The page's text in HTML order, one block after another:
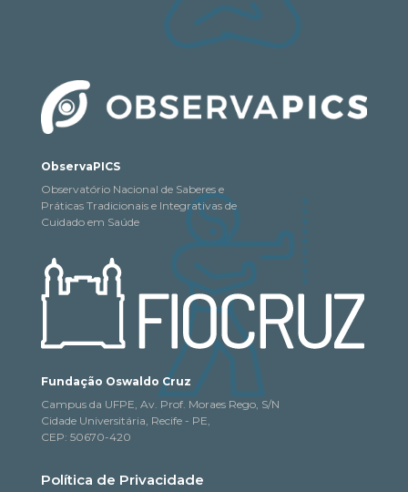
ObservaPICS
Observatório Nacional de Saberes e
Práticas Tradicionais e Integrativas de
Cuidado em Saúde
Fundação Oswaldo Cruz
Campus da UFPE, Av. Prof. Moraes Rego, S/N
Cidade Universitária, Recife - PE,
CEP: 50670-420
Política de Privacidade